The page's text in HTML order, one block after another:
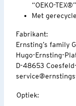
“OEKO-
Met
Fabrikant:
Ernsting’s family
Hugo-Ernsting-
D-48653
Optiek: